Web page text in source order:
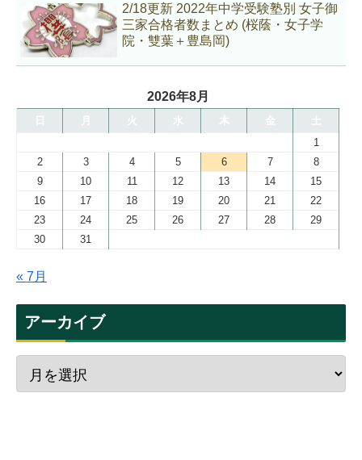
2/18更新 2022年中学受験塾別 女子御
三家合格者数まとめ (桜蔭・女子学
院・雙葉＋豊島岡)
2026年8月
日 月 火 水 木 金
土
1
2
3 4 5 6 7
8
9
10 11 12 13 14
15
16
17 18 19 20 21
22
23
24 25 26 27 28
29
30
31
« 7月
アーカイブ